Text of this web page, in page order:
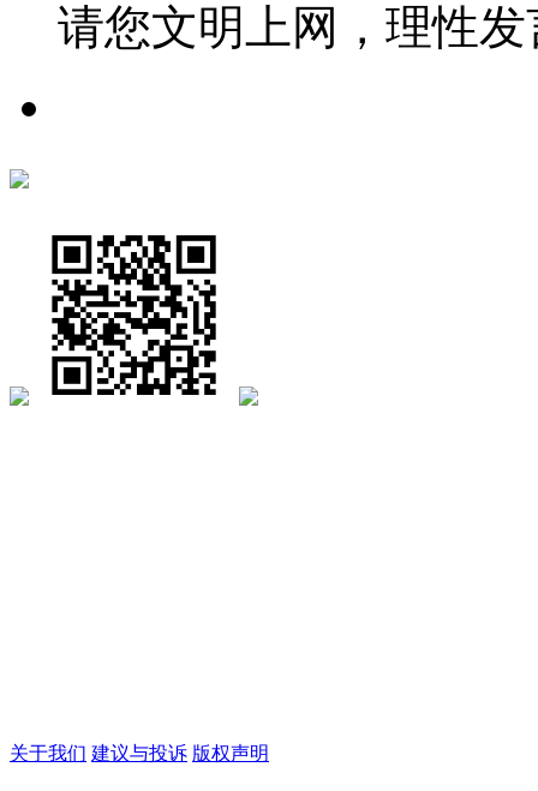
请您文明上网，理性
关于我们 建议与投诉 版权声明